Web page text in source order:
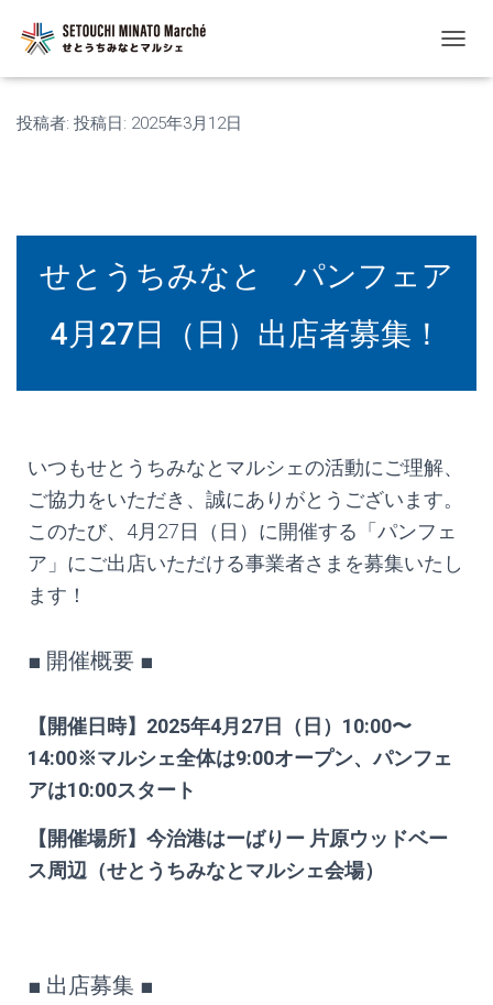
ビ
投稿者: 投稿日: 2025年3月12日
せとうちみなと パンフェア
4月27日（日）出店者募集！
いつもせとうちみなとマルシェの活動にご理解、
ご協力をいただき、誠にありがとうございます。
このたび、4月27日（日）に開催する「パンフェ
ア」にご出店いただける事業者さまを募集いたし
ます！
■ 開催概要 ■
【開催日時】2025年4月27日（日）10:00〜
14:00※マルシェ全体は9:00オープン、パンフェ
アは10:00スタート
【開催場所】今治港はーばりー 片原ウッドベー
ス周辺（せとうちみなとマルシェ会場）
■ 出店募集 ■